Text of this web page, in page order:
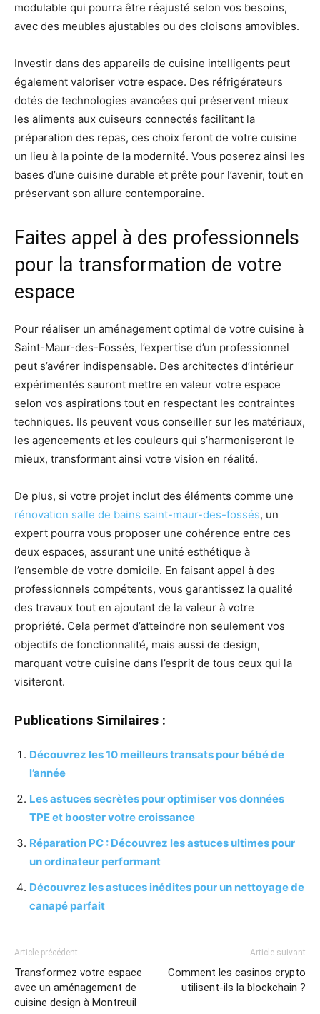
modulable qui pourra être réajusté selon vos besoins,
avec des meubles ajustables ou des cloisons amovibles.
Investir dans des appareils de cuisine intelligents peut
également valoriser votre espace. Des réfrigérateurs
dotés de technologies avancées qui préservent mieux
les aliments aux cuiseurs connectés facilitant la
préparation des repas, ces choix feront de votre cuisine
un lieu à la pointe de la modernité. Vous poserez ainsi les
bases d’une cuisine durable et prête pour l’avenir, tout en
préservant son allure contemporaine.
Faites appel à des professionnels
pour la transformation de votre
espace
Pour réaliser un aménagement optimal de votre cuisine à
Saint-Maur-des-Fossés, l’expertise d’un professionnel
peut s’avérer indispensable. Des architectes d’intérieur
expérimentés sauront mettre en valeur votre espace
selon vos aspirations tout en respectant les contraintes
techniques. Ils peuvent vous conseiller sur les matériaux,
les agencements et les couleurs qui s’harmoniseront le
mieux, transformant ainsi votre vision en réalité.
De plus, si votre projet inclut des éléments comme une
rénovation salle de bains saint-maur-des-fossés, un
expert pourra vous proposer une cohérence entre ces
deux espaces, assurant une unité esthétique à
l’ensemble de votre domicile. En faisant appel à des
professionnels compétents, vous garantissez la qualité
des travaux tout en ajoutant de la valeur à votre
propriété. Cela permet d’atteindre non seulement vos
objectifs de fonctionnalité, mais aussi de design,
marquant votre cuisine dans l’esprit de tous ceux qui la
visiteront.
Publications Similaires :
Découvrez les 10 meilleurs transats pour bébé de
l’année
Les astuces secrètes pour optimiser vos données
TPE et booster votre croissance
Réparation PC : Découvrez les astuces ultimes pour
un ordinateur performant
Découvrez les astuces inédites pour un nettoyage de
canapé parfait
Article précédent
Transformez votre espace
avec un aménagement de
cuisine design à Montreuil
Article suivant
Comment les casinos crypto
utilisent-ils la blockchain ?